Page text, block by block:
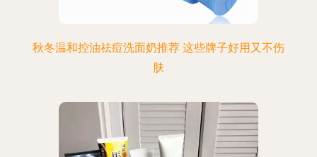
秋冬温和控油祛痘洗面奶推荐 这些牌子好用又不伤
肤